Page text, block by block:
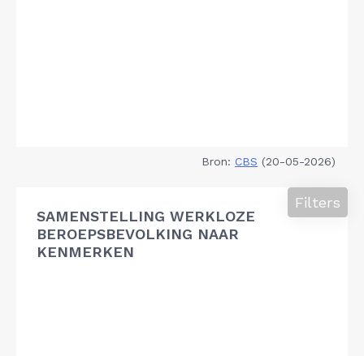
Bron: CBS (20-05-2026)
SAMENSTELLING WERKLOZE
BEROEPSBEVOLKING NAAR
KENMERKEN
Filters